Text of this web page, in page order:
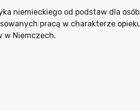
niemieckiego od podstaw dla osób
pracą w charakterze
w Niemczech.